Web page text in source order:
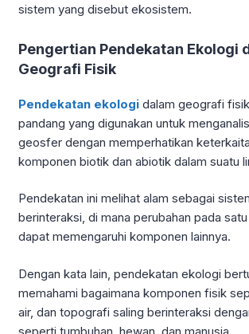
sistem yang disebut ekosistem.
Pengertian Pendekatan Ekologi
Geografi Fisik
Pendekatan ekologi dalam geografi
pandang yang digunakan untuk
geosfer dengan memperhatikan
komponen biotik dan abiotik dalam suatu
Pendekatan ini melihat alam sebagai
berinteraksi, di mana perubahan pada
dapat memengaruhi komponen lainnya.
Dengan kata lain, pendekatan ekologi
memahami bagaimana komponen fisik
air, dan topografi saling berinteraksi